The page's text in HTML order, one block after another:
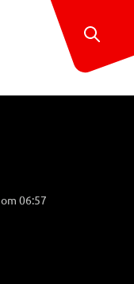
06:57